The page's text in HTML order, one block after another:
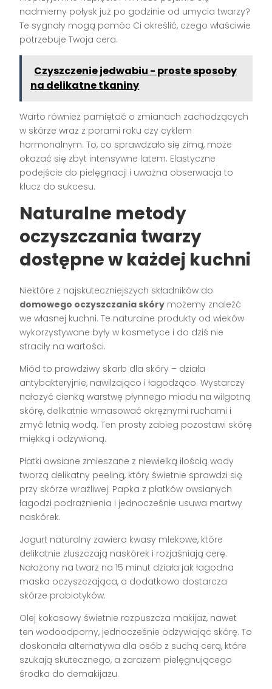
nadmierny połysk już po godzinie od umycia twarzy?
Te sygnały mogą pomóc Ci określić, czego właściwie
potrzebuje Twoja cera.
Czyszczenie jedwabiu - proste sposoby
na delikatne tkaniny
Warto również pamiętać o zmianach zachodzących
w skórze wraz z porami roku czy cyklem
hormonalnym. To, co sprawdzało się zimą, może
okazać się zbyt intensywne latem. Elastyczne
podejście do pielęgnacji i uważna obserwacja to
klucz do sukcesu.
Naturalne metody
oczyszczania twarzy
dostępne w każdej kuchni
Niektóre z najskuteczniejszych składników do
domowego oczyszczania skóry możemy znaleźć
we własnej kuchni. Te naturalne produkty od wieków
wykorzystywane były w kosmetyce i do dziś nie
straciły na wartości.
Miód to prawdziwy skarb dla skóry – działa
antybakteryjnie, nawilżająco i łagodząco. Wystarczy
nałożyć cienką warstwę płynnego miodu na wilgotną
skórę, delikatnie wmasować okrężnymi ruchami i
zmyć letnią wodą. Ten prosty zabieg pozostawi skórę
miękką i odżywioną.
Płatki owsiane zmieszane z niewielką ilością wody
tworzą delikatny peeling, który świetnie sprawdzi się
przy skórze wrażliwej. Papka z płatków owsianych
łagodzi podrażnienia i jednocześnie usuwa martwy
naskórek.
Jogurt naturalny zawiera kwasy mlekowe, które
delikatnie złuszczają naskórek i rozjaśniają cerę.
Nałożony na twarz na 15 minut działa jak łagodna
maska oczyszczająca, a dodatkowo dostarcza
skórze probiotyków.
Olej kokosowy świetnie rozpuszcza makijaż, nawet
ten wodoodporny, jednocześnie odżywiając skórę. To
doskonała alternatywa dla osób z suchą cerą, które
szukają skutecznego, a zarazem pielęgnującego
środka do demakijażu.